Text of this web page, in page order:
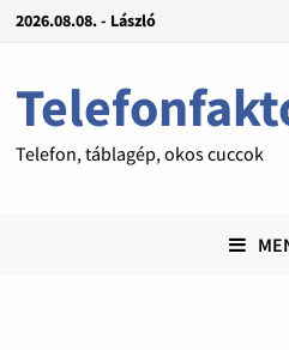
2026.08.08. - László
Telefon, táblagép, okos cuccok